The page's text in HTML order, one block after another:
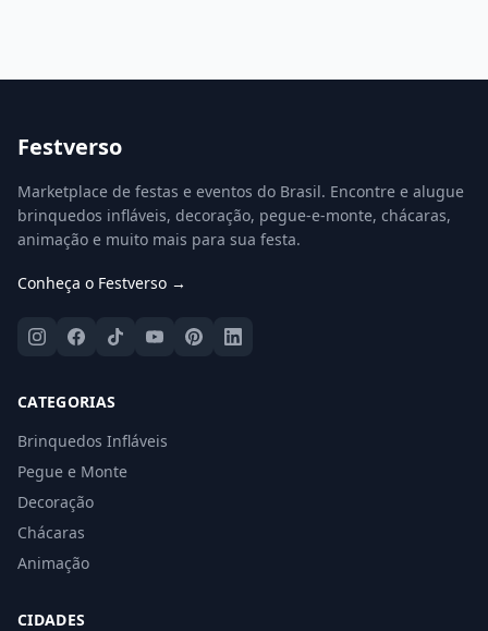
Festverso
Marketplace de festas e eventos do Brasil. Encontre e alugue
brinquedos infláveis, decoração, pegue-e-monte, chácaras,
animação e muito mais para sua festa.
Conheça o Festverso →
CATEGORIAS
Brinquedos Infláveis
Pegue e Monte
Decoração
Chácaras
Animação
CIDADES